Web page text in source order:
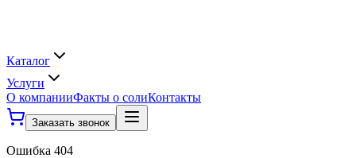
Каталог
Услуги
О компанииФакты о солиКонтакты
Заказать звонок
Ошибка 404